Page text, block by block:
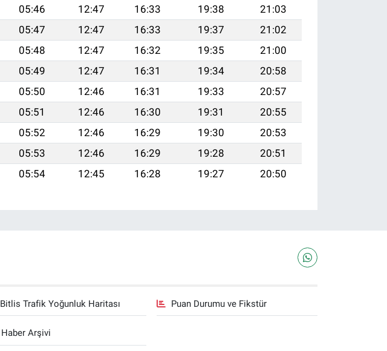
05:46 12:47 16:33 19:38
21:03
05:47 12:47 16:33 19:37
21:02
05:48 12:47 16:32 19:35
21:00
05:49 12:47 16:31 19:34
20:58
05:50 12:46 16:31 19:33
20:57
05:51 12:46 16:30 19:31
20:55
05:52 12:46 16:29 19:30
20:53
05:53 12:46 16:29 19:28
20:51
05:54 12:45 16:28 19:27 20:50
Bitlis Trafik Yoğunluk Haritası Puan Durumu ve Fikstür
Haber Arşivi